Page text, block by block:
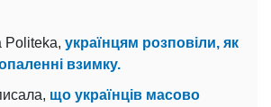
Politeka, українцям розповіли, як
взимку.
що українців масово